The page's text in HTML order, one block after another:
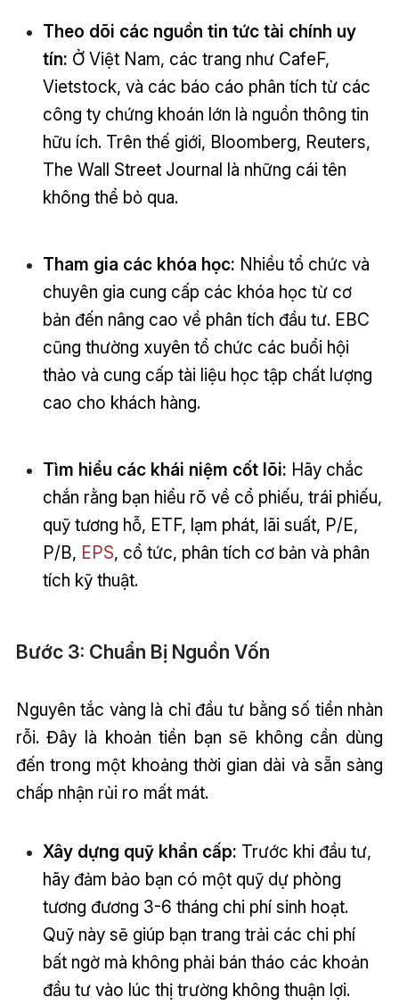
Theo dõi các nguồn tin tức tài chính uy
tín: Ở Việt Nam, các trang như CafeF,
Vietstock, và các báo cáo phân tích từ các
công ty chứng khoán lớn là nguồn thông tin
hữu ích. Trên thế giới, Bloomberg, Reuters,
The Wall Street Journal là những cái tên
không thể bỏ qua.
Tham gia các khóa học: Nhiều tổ chức và
chuyên gia cung cấp các khóa học từ cơ
bản đến nâng cao về phân tích đầu tư. EBC
cũng thường xuyên tổ chức các buổi hội
thảo và cung cấp tài liệu học tập chất lượng
cao cho khách hàng.
Tìm hiểu các khái niệm cốt lõi: Hãy chắc
chắn rằng bạn hiểu rõ về cổ phiếu, trái phiếu,
quỹ tương hỗ, ETF, lạm phát, lãi suất, P/E,
P/B, EPS, cổ tức, phân tích cơ bản và phân
tích kỹ thuật.
Bước 3: Chuẩn Bị Nguồn Vốn
Nguyên tắc vàng là chỉ đầu tư bằng số tiền nhàn
rỗi. Đây là khoản tiền bạn sẽ không cần dùng
đến trong một khoảng thời gian dài và sẵn sàng
chấp nhận rủi ro mất mát.
Xây dựng quỹ khẩn cấp: Trước khi đầu tư,
hãy đảm bảo bạn có một quỹ dự phòng
tương đương 3-6 tháng chi phí sinh hoạt.
Quỹ này sẽ giúp bạn trang trải các chi phí
bất ngờ mà không phải bán tháo các khoản
đầu tư vào lúc thị trường không thuận lợi.